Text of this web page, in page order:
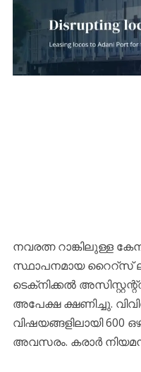
നവരത്ന റാങ്കിലുള്ള
സ്ഥാപനമായ റൈറ്‌സ്
ടെക്‌നിക്കൽ
അപേക്ഷ ക്ഷണിച്ചു.
വിഷയങ്ങളിലായി 600
അവസരം. കരാർ